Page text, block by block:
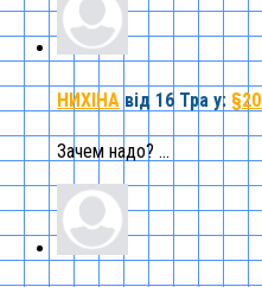
НИХІНА від 16 Тра у:
Зачем надо? ...